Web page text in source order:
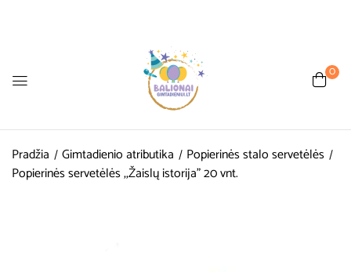
0
Pradžia Gimtadienio atributika
Popierinės stalo servetėlės
Popierinės servetėlės ,,Žaislų istorija” 20 vnt.